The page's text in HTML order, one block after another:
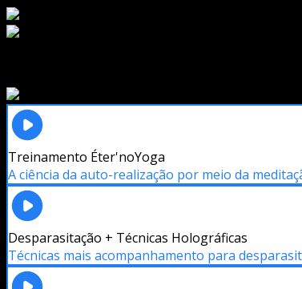
Treinamento Éter'noYoga
A ciência da auto-realização por meio da
Desparasitação + Técnicas Holográficas
Técnicas mais acompanhamento para